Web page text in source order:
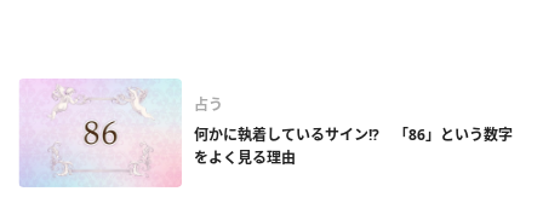
占う
何かに執着しているサイン!? 「86」という数字
をよく見る理由